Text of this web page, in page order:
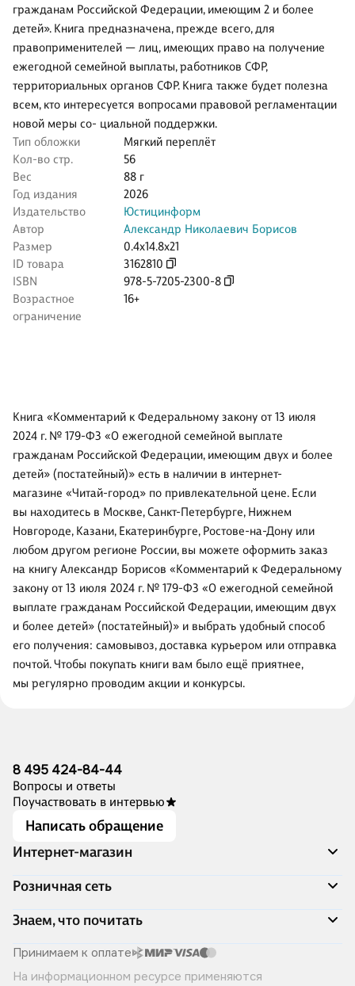
гражданам Российской Федерации, имеющим 2 и более
детей». Книга предназначена, прежде всего, для
правоприменителей — лиц, имеющих право на получение
ежегодной семейной выплаты, работников СФР,
территориальных органов СФР. Книга также будет полезна
всем, кто интересуется вопросами правовой регламентации
новой меры со- циальной поддержки.
Тип обложки
Мягкий переплёт
Кол-во стр.
56
Вес
88 г
Год издания
2026
Издательство
Юстицинформ
Автор
Александр Николаевич Борисов
Размер
0.4x14.8x21
ID товара
3162810
ISBN
978-5-7205-2300-8
Возрастное
ограничение
16+
Книга «Комментарий к Федеральному закону от 13 июля
2024 г. № 179-ФЗ «О ежегодной семейной выплате
гражданам Российской Федерации, имеющим двух и более
детей» (постатейный)» есть в наличии в интернет-
магазине «Читай-город» по привлекательной цене. Если
вы находитесь в Москве, Санкт-Петербурге, Нижнем
Новгороде, Казани, Екатеринбурге, Ростове-на-Дону или
любом другом регионе России, вы можете оформить заказ
на книгу Александр Борисов «Комментарий к Федеральному
закону от 13 июля 2024 г. № 179-ФЗ «О ежегодной семейной
выплате гражданам Российской Федерации, имеющим двух
и более детей» (постатейный)» и выбрать удобный способ
его получения: самовывоз, доставка курьером или отправка
почтой. Чтобы покупать книги вам было ещё приятнее,
мы регулярно проводим акции и конкурсы.
8 495 424-84-44
Вопросы и ответы
Поучаствовать в интервью
Написать обращение
Интернет-магазин
Акции
Доставка и оплата
Программа лояльности
Подарочные сертификаты
Правила продажи
Политика конфиденциальности
Розничная сеть
Адреса магазинов
Книжный Дозор
О компании
Читай-город для бизнеса
Хотите у нас работать?
Знаем, что почитать
Скоро в продаже
Лучшие из лучших
Принимаем к оплате
На информационном ресурсе применяются